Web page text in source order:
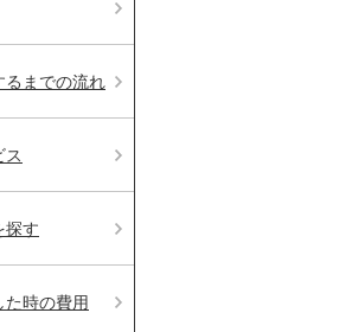
るまでの流れ
ス
探す
た時の費用